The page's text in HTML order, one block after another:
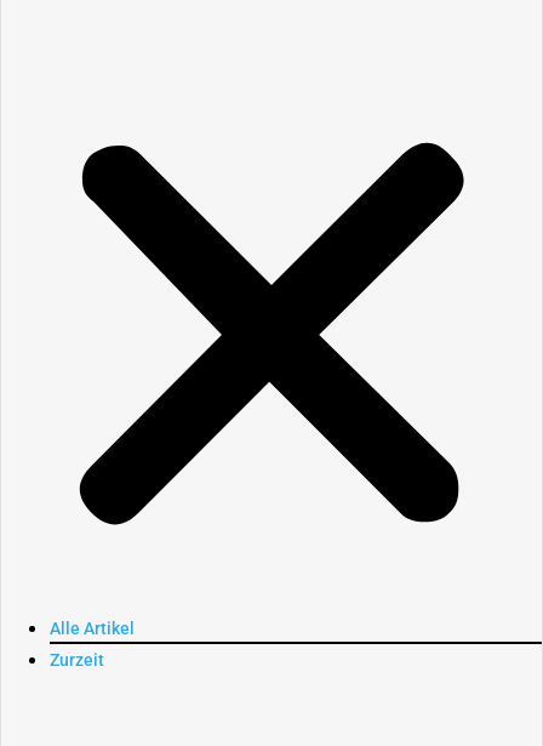
Alle Artikel
Zurzeit